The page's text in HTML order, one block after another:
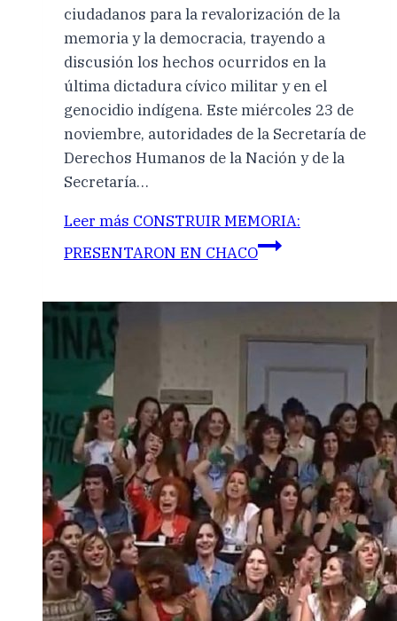
ciudadanos para la revalorización de la
memoria y la democracia, trayendo a
discusión los hechos ocurridos en la
última dictadura cívico militar y en el
genocidio indígena. Este miércoles 23 de
noviembre, autoridades de la Secretaría de
Derechos Humanos de la Nación y de la
Secretaría…
Leer más CONSTRUIR MEMORIA:
PRESENTARON EN CHACO